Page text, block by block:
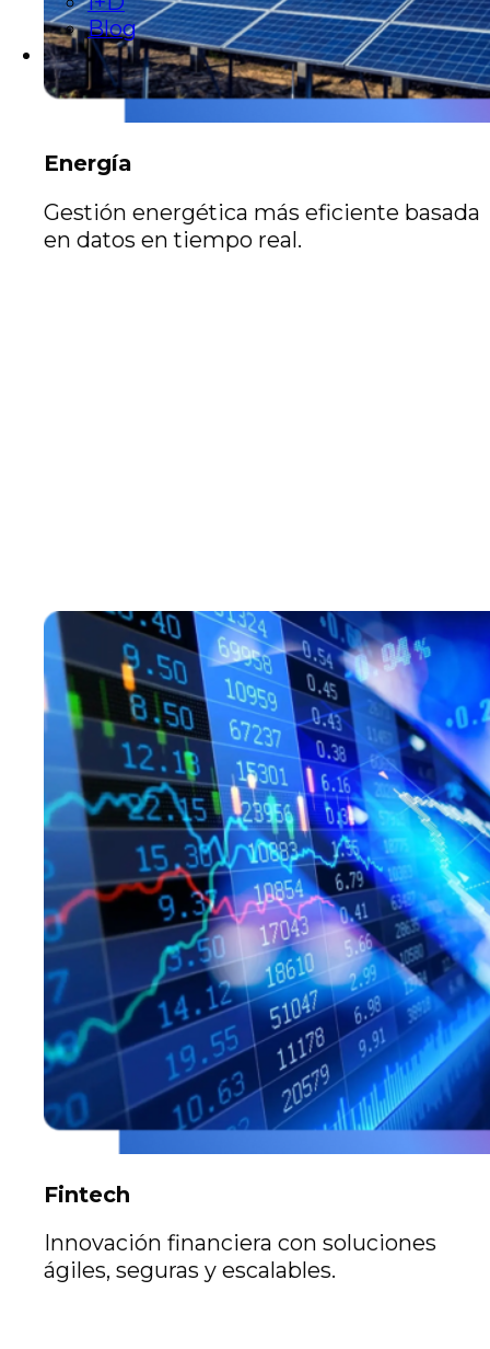
Energía
Gestión energética más eficiente basada
en datos en tiempo real.
Fintech
Innovación financiera con soluciones
ágiles, seguras y escalables.
Blog